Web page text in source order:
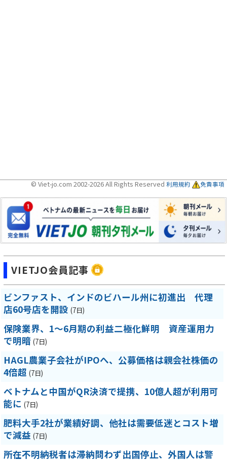
© Viet-jo.com 2002-2026 All Rights Reserved 利用規約 免責事項
VIETJO会員記事
ビンファスト、インドのビハール州に初進出 代理
店60号店を開設 (7日)
保険業界、1～6月期の利益二極化鮮明 資産運用力
で明暗 (7日)
HAGL農業子会社がIPOへ、公募価格は親会社株価の
4倍超 (7日)
ベトナムと中国がQR決済で提携、10億人超が利用可
能に (7日)
肥料大手2社が業績好調、他社は需要低迷とコスト増
で減益 (7日)
所在不明納税者は滞納問わず出国停止、外国人は警